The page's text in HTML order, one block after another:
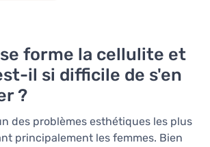
forme la cellulite et
il si difficile de s'en
?
des problèmes esthétiques les plus
principalement les femmes. Bien